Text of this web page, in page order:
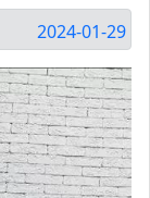
2024-01-29